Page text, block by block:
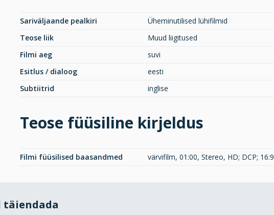
Sariväljaande pealkiri
Üheminutilised lühifilmid
Teose liik
Muud liigitused
Filmi aeg
suvi
Esitlus / dialoog
eesti
Subtiitrid
inglise
Teose füüsiline kirjeldus
Filmi füüsilised baasandmed värvifilm, 01:00, Stereo, HD; DCP; 16:9
täiendada